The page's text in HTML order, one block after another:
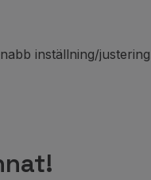
inställning/